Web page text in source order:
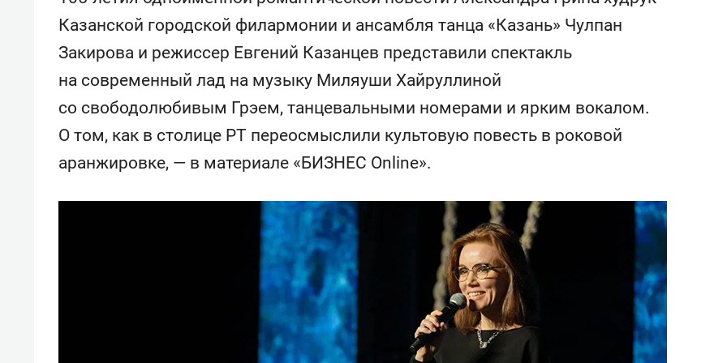
Казанской городской филармонии и ансамбля танца «Казань» Чулпан
Закирова и режиссер Евгений Казанцев представили спектакль
на современный лад на музыку Миляуши Хайруллиной
со свободолюбивым Грэем, танцевальными номерами и ярким вокалом.
О том, как в столице РТ переосмыслили культовую повесть в роковой
аранжировке, — в материале «БИЗНЕС Online».
антихрупких команд
«Гонка Героев»